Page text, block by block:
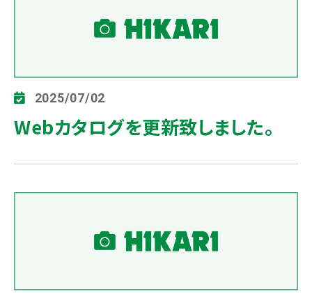
2025/07/02
Webカタログを更新致しました。